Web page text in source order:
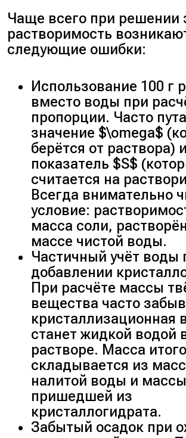
Чаще всего при решении
растворимость
следующие ошибки:
Использование 100 г
вместо воды при
пропорции. Часто
значение $\omega$
берётся от раствора) и
показатель $S$
считается на
Всегда внимательно
условие:
масса соли,
массе чистой воды.
Частичный учёт воды
добавлении
При расчёте массы
вещества часто
кристаллизационная
станет жидкой водой
растворе. Масса
складывается из
налитой воды и
пришедшей из
кристаллогидрата.
Забытый осадок при